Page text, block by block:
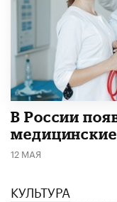
В России
12 МАЯ
КУЛЬТУРА